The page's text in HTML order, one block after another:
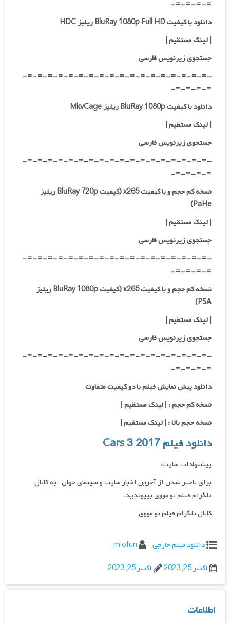
=-=-=-=-
دانلود با کیفیت BluRay 1080p Full HD ریلیز HDC
|لینک مستقیم|
جستجوی زیرنویس فارسی
-=-=-=-=-=-=-=-=-=-=-=-=-=-=-=-=-=-=-
=-=-=-=-
دانلود با کیفیت BluRay 1080p ریلیز MkvCage
| لینک مستقیم|
جستجوی زیرنویس فارسی
-=-=-=-=-=-=-=-=-=-=-=-=-=-=-=-=-=-=-
=-=-=-=-
نسخه کم حجم و با کیفیت x265 (کیفیت BluRay 720p ریلیز
PaHe)
| لینک مستقیم |
جستجوی زیرنویس فارسی
-=-=-=-=-=-=-=-=-=-=-=-=-=-=-=-=-=-=-
=-=-=-=-
نسخه کم حجم و با کیفیت x265 (کیفیت BluRay 1080p ریلیز
PSA)
| لینک مستقیم |
جستجوی زیرنویس فارسی
-=-=-=-=-=-=-=-=-=-=-=-=-=-=-=-=-=-=-
=-=-=-=-
دانلود پیش نمایش فیلم با دو کیفیت متفاوت
نسخه کم حجم : | لینک مستقیم |
نسخه حجم بالا : | لینک مستقیم |
دانلود فیلم Cars 3 2017
پیشنهادات سایت:
برای باخبر شدن از آخرین اخبار سایت و سینمای جهان ، به کانال
تلگرام فیلم تو مووی بپیوندید.
کانال تلگرام فیلم تو مووی
دانلود فیلم خارجی
miofun
اکتبر 25, 2023
اکتبر 25, 2023
اطلاعات